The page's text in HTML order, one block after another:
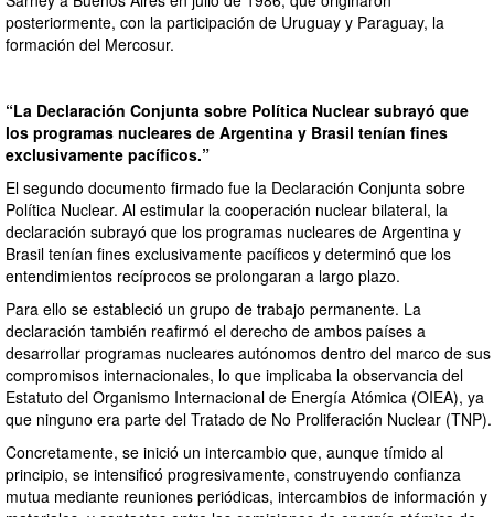
posteriormente, con la participación de Uruguay y Paraguay, la
formación del Mercosur.
“La Declaración Conjunta sobre Política Nuclear subrayó que
los programas nucleares de Argentina y Brasil tenían fines
exclusivamente pacíficos.”
El segundo documento firmado fue la Declaración Conjunta sobre
Política Nuclear. Al estimular la cooperación nuclear bilateral, la
declaración subrayó que los programas nucleares de Argentina y
Brasil tenían fines exclusivamente pacíficos y determinó que los
entendimientos recíprocos se prolongaran a largo plazo.
Para ello se estableció un grupo de trabajo permanente. La
declaración también reafirmó el derecho de ambos países a
desarrollar programas nucleares autónomos dentro del marco de sus
compromisos internacionales, lo que implicaba la observancia del
Estatuto del Organismo Internacional de Energía Atómica (OIEA), ya
que ninguno era parte del Tratado de No Proliferación Nuclear (TNP).
Concretamente, se inició un intercambio que, aunque tímido al
principio, se intensificó progresivamente, construyendo confianza
mutua mediante reuniones periódicas, intercambios de información y